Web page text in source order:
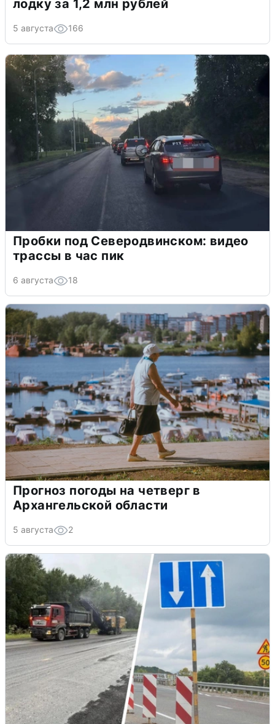
лодку за 1,2 млн рублей
5 августа 166
Пробки под Северодвинском: видео
трассы в час пик
6 августа 18
Прогноз погоды на четверг в
Архангельской области
5 августа 2